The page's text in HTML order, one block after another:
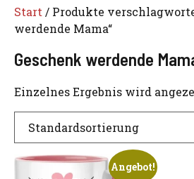
Start / Produkte
werdende Mama“
Geschenk werdende
Einzelnes Ergebnis wird
Angebot!